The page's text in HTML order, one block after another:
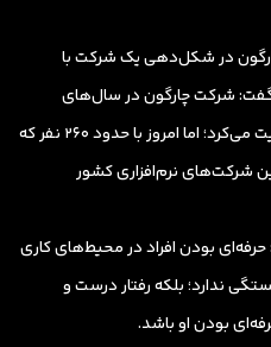
در شکل‌دهی یک شرکت با
گفت: شرکت چارگون در سال‌های
ابتدایی با کمترین نیروی انسانی فعالیت می‌کرد؛ اما امروز با حدود 260 نفر که
شرکت‌های نرم‌افزاری کشور
بودن افراد در محیط‌‌های کاری
ندارد؛ بلکه رفتار درست و
بودن او باشد.